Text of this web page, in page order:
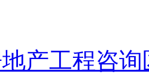
产工程咨询